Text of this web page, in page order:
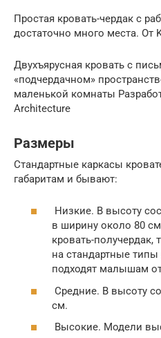
Простая кровать-чердак с
достаточно много места. От
Двухъярусная кровать с
«подчердачном»
маленькой комнаты
Architecture
Размеры
Стандартные каркасы
габаритам и бывают:
Низкие. В высоту
в ширину около 80
кровать-
на стандартные типы
подходят малышам
Средние. В высоту
см.
Высокие. Модели